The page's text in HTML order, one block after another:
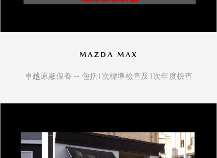
MAZDA MAX
卓越原廠保養 -- 包括1次標準檢查及1次年度檢查